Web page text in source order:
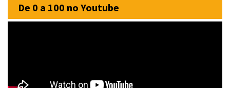
De 0 a 100 no Youtube